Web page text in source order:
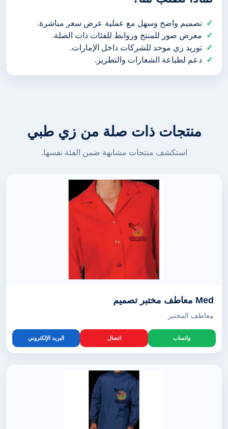
تصميم واضح وسهل مع عملية عرض سعر مباشرة.
معرض صور للمنتج وروابط للفئات ذات الصلة.
توريد زي موحد للشركات داخل الإمارات.
دعم لطباعة الشعارات والتطريز.
منتجات ذات صلة من زي طبي
استكشف منتجات مشابهة ضمن الفئة نفسها.
Med معاطف مختبر تصميم
معاطف المختبر
واتساب اتصال البريد الإلكتروني